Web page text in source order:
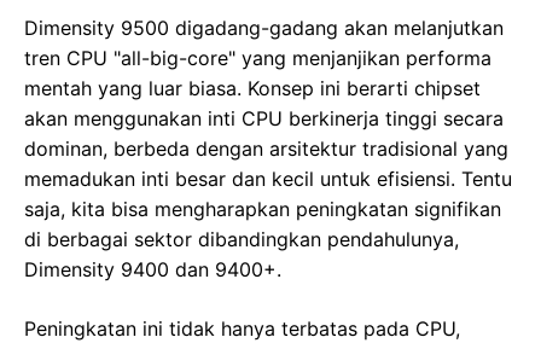
Dimensity 9500 digadang-gadang akan melanjutkan
tren CPU "all-big-core" yang menjanjikan performa
mentah yang luar biasa. Konsep ini berarti chipset
akan menggunakan inti CPU berkinerja tinggi secara
dominan, berbeda dengan arsitektur tradisional yang
memadukan inti besar dan kecil untuk efisiensi. Tentu
saja, kita bisa mengharapkan peningkatan signifikan
di berbagai sektor dibandingkan pendahulunya,
Dimensity 9400 dan 9400+.
Peningkatan ini tidak hanya terbatas pada CPU,